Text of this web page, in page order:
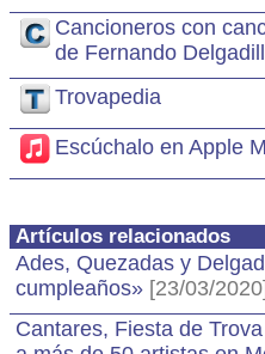
Cancioneros con
de Fernando
Trovapedia
Escúchalo en Apple
Artículos relacionados
Ades, Quezadas y
cumpleaños» [23/03/2020]
Cantares, Fiesta de